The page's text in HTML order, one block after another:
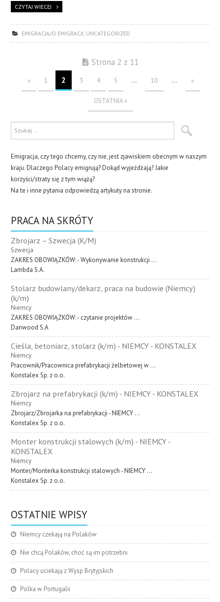
CZYTAJ WIECEJ
EMIGRACJA/O EMIGRACJI UNCATEGORIZED
Strona 2 z 11
« 1 2 3 4 5 ... 10 ... »
OSTATNIA »
Emigracja, czy tego chcemy, czy nie, jest zjawiskiem obecnym w naszym
kraju. Dlaczego Polacy emigrują? Dokąd wyjeżdżają? Jakie
korzyści/straty się z tym wiążą?
Na te i inne pytania odpowiedzą artykuły na stronie.
PRACA NA SKRÓTY
Zbrojarz – Szwecja (K/M)
Szwecja
ZAKRES OBOWIĄZKÓW: - Wykonywanie konstrukcji ...
Lambda S.A.
Stolarz budowlany/dekarz, praca na budowie (Niemcy)
(k/m)
Niemcy
ZAKRES OBOWIĄZKÓW: - czytanie projektów ...
Danwood S.A
Cieśla, betoniarz, stolarz (k/m) - NIEMCY - KONSTALEX
Niemcy
Pracownik/Pracownica prefabrykacji żelbetowej w ...
Konstalex Sp. z o.o.
Zbrojarz na prefabrykacji (k/m) - NIEMCY - KONSTALEX
Niemcy
Zbrojarz/Zbrojarka na prefabrykacji - NIEMCY ...
Konstalex Sp. z o.o.
Monter konstrukcji stalowych (k/m) - NIEMCY -
KONSTALEX
Niemcy
Monter/Monterka konstrukcji stalowych - NIEMCY ...
Konstalex Sp. z o.o.
OSTATNIE WPISY
Niemcy czekają na Polaków
Nie chcą Polaków, choć są im potrzebni
Polacy uciekają z Wysp Brytyjskich
Polka w Portugalii